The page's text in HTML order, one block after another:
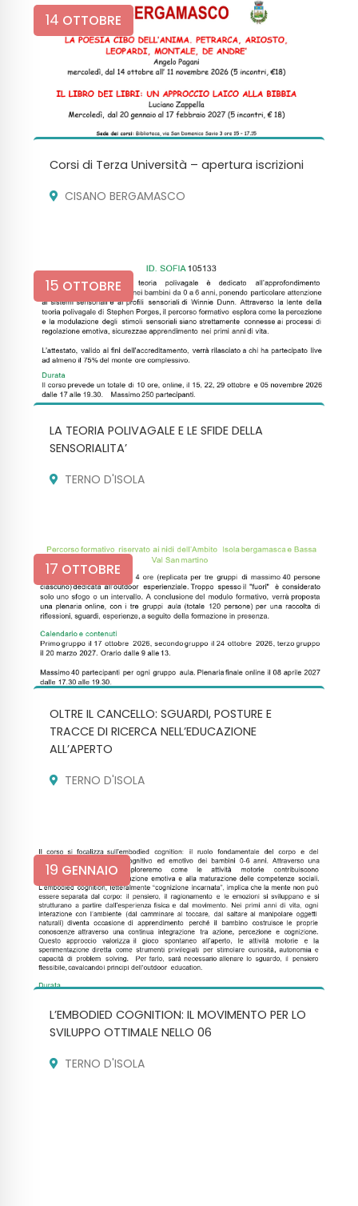
14 OTTOBRE
Corsi di Terza Università – apertura iscrizioni
CISANO BERGAMASCO
15 OTTOBRE
LA TEORIA POLIVAGALE E LE SFIDE DELLA
SENSORIALITA’
TERNO D'ISOLA
17 OTTOBRE
OLTRE IL CANCELLO: SGUARDI, POSTURE E
TRACCE DI RICERCA NELL’EDUCAZIONE
ALL’APERTO
TERNO D'ISOLA
19 GENNAIO
L’EMBODIED COGNITION: IL MOVIMENTO PER LO
SVILUPPO OTTIMALE NELLO 06
TERNO D'ISOLA